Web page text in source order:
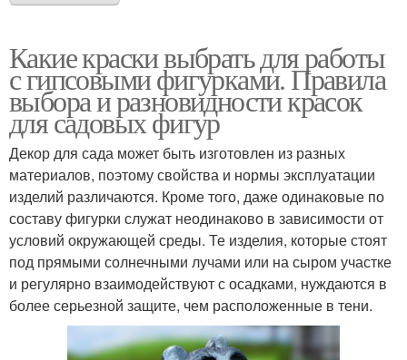
Какие краски выбрать для работы
с гипсовыми фигурками. Правила
выбора и разновидности красок
для садовых фигур
Декор для сада может быть изготовлен из разных
материалов, поэтому свойства и нормы эксплуатации
изделий различаются. Кроме того, даже одинаковые по
составу фигурки служат неодинаково в зависимости от
условий окружающей среды. Те изделия, которые стоят
под прямыми солнечными лучами или на сыром участке
и регулярно взаимодействуют с осадками, нуждаются в
более серьезной защите, чем расположенные в тени.